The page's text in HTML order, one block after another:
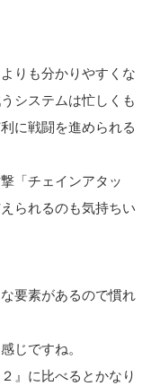
りも分かりやすくな
システムは忙しくも
に戦闘を進められる
「チェインアタッ
られるのも気持ちい
要素があるので慣れ
じですね。
』に比べるとかなり